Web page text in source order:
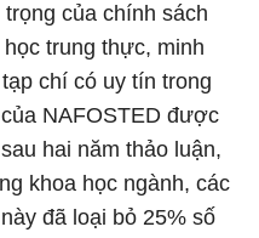
của chính sách
trung thực, minh
chí có uy tín trong
NAFOSTED được
hai năm thảo luận,
khoa học ngành, các
đã loại bỏ 25% số